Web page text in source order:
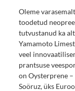
Oleme
toodetud
tutvustanud ka
Yamamoto
veel
prantsuse
on Oysterprene
Soöruz, üks